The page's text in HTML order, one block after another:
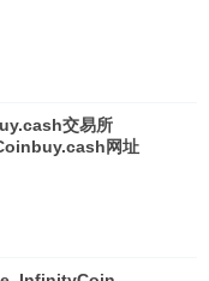
交易所
网址